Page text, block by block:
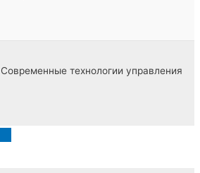
технологии управления